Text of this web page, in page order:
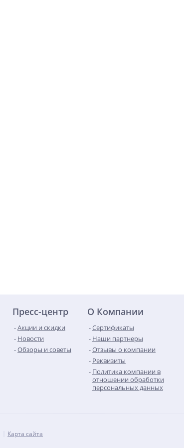
Пресс-центр
Акции и скидки
Новости
Обзоры и советы
О Компании
Сертификаты
Наши партнеры
Отзывы о компании
Реквизиты
Политика компании в
отношении обработки
персональных данных
Карта сайта